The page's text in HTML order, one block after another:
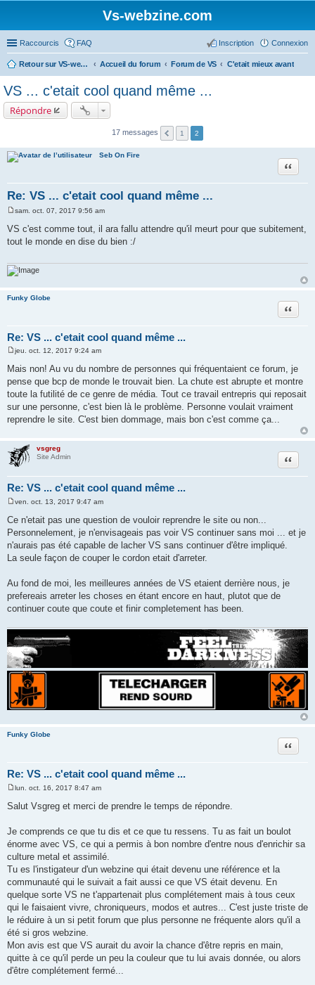
Vs-webzine.com
Raccourcis FAQ Connexion
Inscription
Retour sur VS-webzine Accueil du forum Forum de VS C'etait mieux avant
VS ... c'etait cool quand même ...
Répondre
17 messages 1 2
Seb On Fire
Re: VS ... c'etait cool quand même ...
Citer
e
s
s
e
sam. oct. 07, 2017 9:56 am
VS c'est comme tout, il ara fallu attendre qu'il meurt pour que subitement,
tout le monde en dise du bien :/
Funky Globe
Re: VS ... c'etait cool quand même ...
Citer
M
e
s
s
a
g
e
jeu. oct. 12, 2017 9:24 am
Mais non! Au vu du nombre de personnes qui fréquentaient ce forum, je
pense que bcp de monde le trouvait bien. La chute est abrupte et montre
toute la futilité de ce genre de média. Tout ce travail entrepris qui reposait
sur une personne, c'est bien là le problème. Personne voulait vraiment
reprendre le site. C'est bien dommage, mais bon c'est comme ça...
vsgreg
Site Admin
Re: VS ... c'etait cool quand même ...
Citer
s
s
g
e
ven. oct. 13, 2017 9:47 am
Ce n'etait pas une question de vouloir reprendre le site ou non...
Personnelement, je n'envisageais pas voir VS continuer sans moi ... et je
n'aurais pas été capable de lacher VS sans continuer d'être impliqué.
La seule façon de couper le cordon etait d'arreter.
Au fond de moi, les meilleures années de VS etaient derrière nous, je
prefereais arreter les choses en étant encore en haut, plutot que de
continuer coute que coute et finir completement has been.
Funky Globe
Re: VS ... c'etait cool quand même ...
Citer
e
s
g
e
lun. oct. 16, 2017 8:47 am
Salut Vsgreg et merci de prendre le temps de répondre.
Je comprends ce que tu dis et ce que tu ressens. Tu as fait un boulot
énorme avec VS, ce qui a permis à bon nombre d'entre nous d'enrichir sa
culture metal et assimilé.
Tu es l'instigateur d'un webzine qui était devenu une référence et la
communauté qui le suivait a fait aussi ce que VS était devenu. En
quelque sorte VS ne t'appartenait plus complétement mais à tous ceux
qui le faisaient vivre, chroniqueurs, modos et autres... C'est juste triste de
le réduire à un si petit forum que plus personne ne fréquente alors qu'il a
été si gros webzine.
Mon avis est que VS aurait du avoir la chance d'être repris en main,
quitte à ce qu'il perde un peu la couleur que tu lui avais donnée, ou alors
d'être complétement fermé...